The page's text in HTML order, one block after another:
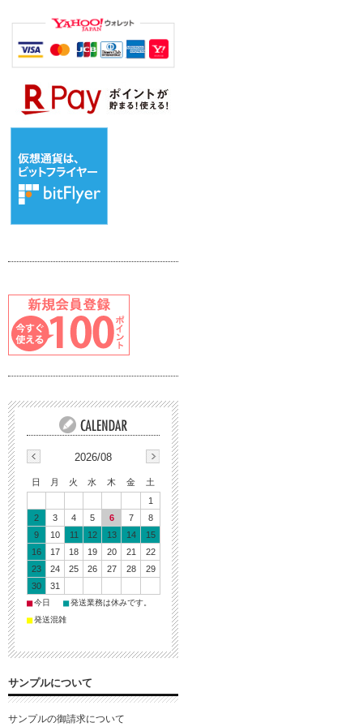
2026/08
日 月 火 水 木 金
土
1
2
3 4 5 6 7
8
9
10 11 12 13 14
15
16
17 18 19 20 21
22
23
24 25 26 27 28
29
30
31
■今日 ■発送業務は休みです。
■発送混雑
サンプルについて
サンプルの御請求について